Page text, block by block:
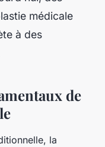
médicale
à des
de
la